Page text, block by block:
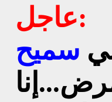
عاجل:
سميح